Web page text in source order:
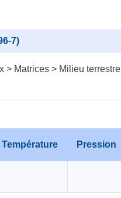
7)
> Matrices > Milieu terrestre
Température Pression